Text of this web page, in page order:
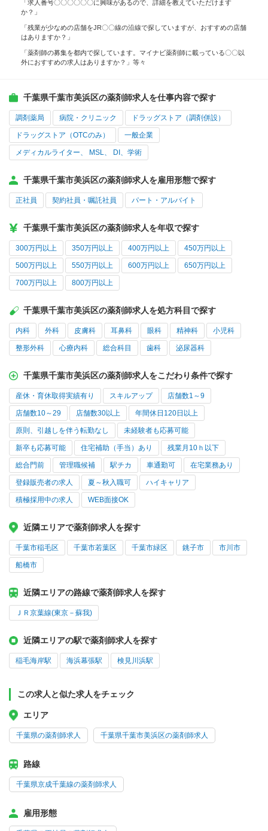
「求人番号〇〇〇〇〇〇に興味があるので、詳細を教えていただけます
か？」
「残業が少なめの店舗をJR〇〇線の沿線で探していますが、おすすめの店舗
はありますか？」
「薬剤師の募集を都内で探しています。マイナビ薬剤師に載っている〇〇以
外におすすめの求人はありますか？」等々
千葉県千葉市美浜区の薬剤師求人を仕事内容で探す
調剤薬局 病院・クリニック ドラッグストア（調剤併設）
ドラッグストア（OTCのみ） 一般企業
メディカルライター、 MSL、 DI、学術
千葉県千葉市美浜区の薬剤師求人を雇用形態で探す
正社員 契約社員・嘱託社員 パート・アルバイト
千葉県千葉市美浜区の薬剤師求人を年収で探す
300万円以上 350万円以上 400万円以上 450万円以上
500万円以上 550万円以上 600万円以上 650万円以上
700万円以上 800万円以上
千葉県千葉市美浜区の薬剤師求人を処方科目で探す
内科 外科 皮膚科 耳鼻科 眼科 精神科 小児科
整形外科 心療内科 総合科目 歯科 泌尿器科
千葉県千葉市美浜区の薬剤師求人をこだわり条件で探す
産休・育休取得実績有り スキルアップ 店舗数1～9
店舗数10～29 店舗数30以上 年間休日120日以上
原則、引越しを伴う転勤なし 未経験者も応募可能
新卒も応募可能 住宅補助（手当）あり 残業月10ｈ以下
総合門前 管理職候補 駅チカ 車通勤可 在宅業務あり
登録販売者の求人 夏～秋入職可 ハイキャリア
積極採用中の求人 WEB面接OK
近隣エリアで薬剤師求人を探す
千葉市稲毛区 千葉市若葉区 千葉市緑区 銚子市 市川市
船橋市
近隣エリアの路線で薬剤師求人を探す
ＪＲ京葉線(東京－蘇我)
近隣エリアの駅で薬剤師求人を探す
稲毛海岸駅 海浜幕張駅 検見川浜駅
この求人と似た求人をチェック
エリア
千葉県の薬剤師求人 千葉県千葉市美浜区の薬剤師求人
路線
千葉県京成千葉線の薬剤師求人
雇用形態